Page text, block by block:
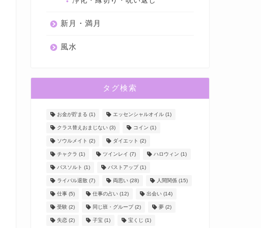
新月・満月
風水
タグ検索
お金が貯まる (1) エッセンシャルオイル(1)
クラス替えおまじない(3) コイン (1)
ソウルメイト (2) ダイエット (2)
チャクラ (1) ツインレイ (7) ハロウィン (1)
バスソルト (1) バストアップ(1)
ライバル退散(7) 両思い(28) 人間関係(15)
仕事(5) 仕事の占い(12) 出会い(14)
受験(2) 同じ班・グループ(2) 夢(2)
失恋(2) 子宝 (1) 宝くじ (1)